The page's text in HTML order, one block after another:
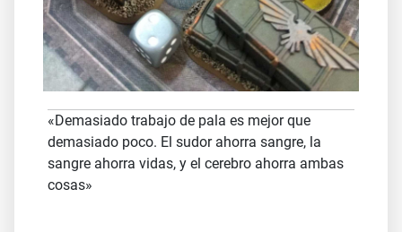
«Demasiado trabajo de pala es mejor que
demasiado poco. El sudor ahorra sangre, la
sangre ahorra vidas, y el cerebro ahorra ambas
cosas»